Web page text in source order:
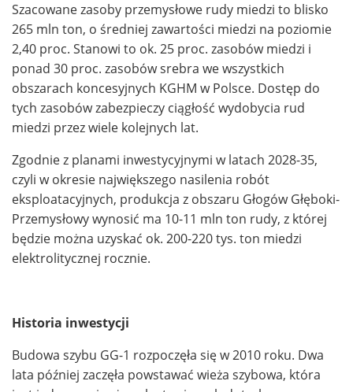
Szacowane zasoby przemysłowe rudy miedzi to blisko
265 mln ton, o średniej zawartości miedzi na poziomie
2,40 proc. Stanowi to ok. 25 proc. zasobów miedzi i
ponad 30 proc. zasobów srebra we wszystkich
obszarach koncesyjnych KGHM w Polsce. Dostęp do
tych zasobów zabezpieczy ciągłość wydobycia rud
miedzi przez wiele kolejnych lat.
Zgodnie z planami inwestycyjnymi w latach 2028-35,
czyli w okresie największego nasilenia robót
eksploatacyjnych, produkcja z obszaru Głogów Głęboki-
Przemysłowy wynosić ma 10-11 mln ton rudy, z której
będzie można uzyskać ok. 200-220 tys. ton miedzi
elektrolitycznej rocznie.
Historia inwestycji
Budowa szybu GG-1 rozpoczęła się w 2010 roku. Dwa
lata później zaczęła powstawać wieża szybowa, która